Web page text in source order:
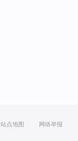
站点地图 网络举报